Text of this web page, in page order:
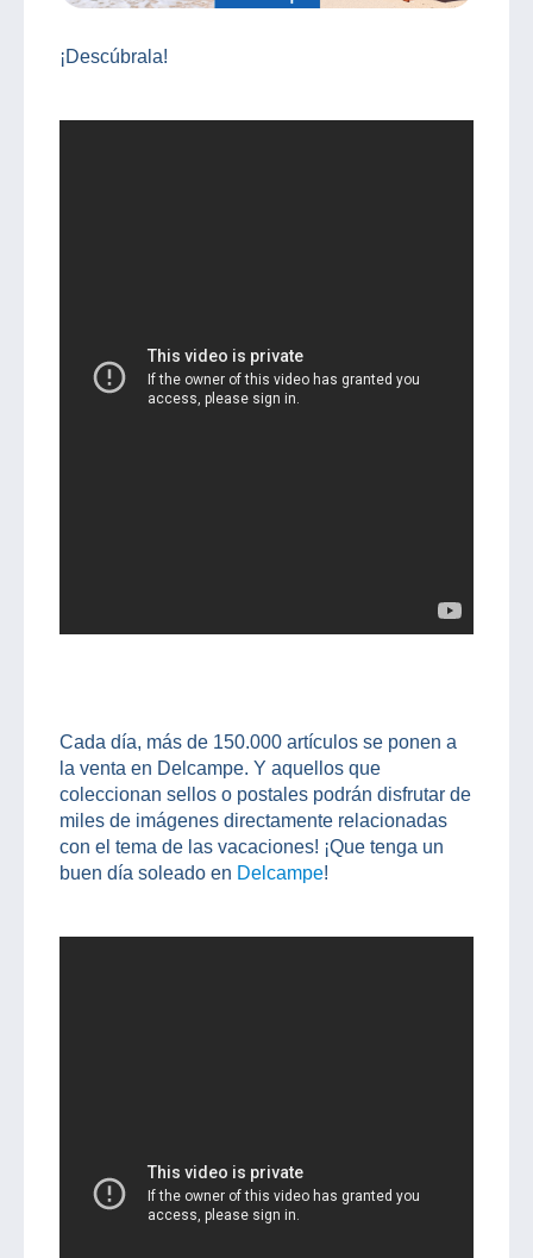
¡Descúbrala!
Cada día, más de 150.000 artículos se ponen a
la venta en Delcampe. Y aquellos que
coleccionan sellos o postales podrán disfrutar de
miles de imágenes directamente relacionadas
con el tema de las vacaciones! ¡Que tenga un
buen día soleado en Delcampe!